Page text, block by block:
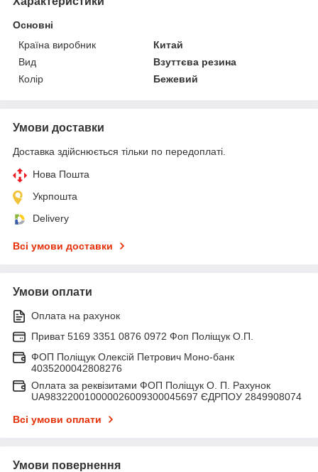
Основні
Країна виробник
Китай
Вид
Взуттєва резина
Колір
Бежевий
Умови доставки
Доставка здійснюється тільки по передоплаті.
Нова Пошта
Укрпошта
Delivery
Всі умови доставки
Умови оплати
Оплата на рахунок
Приват 5169 3351 0876 0972 Фоп Поліщук О.П.
ФОП Поліщук Олексій Петрович Моно-банк
4035200042808276
Оплата за реквізитами ФОП Поліщук О. П. Рахунок
UA983220010000026009300045697 ЄДРПОУ 2849908074
Всі умови оплати
Умови повернення